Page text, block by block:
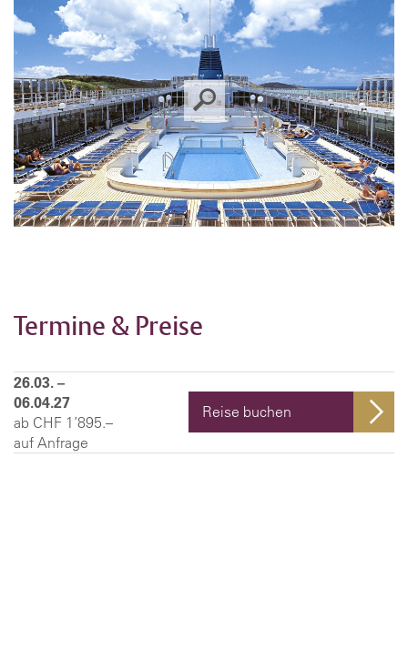
Termine & Preise
26.03. –
06.04.27
ab CHF 1’895.–
auf Anfrage
Reise buchen